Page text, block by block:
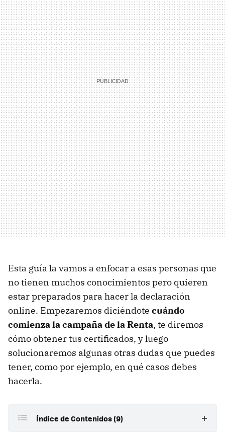
Esta guía la vamos a enfocar a esas personas que
no tienen muchos conocimientos pero quieren
estar preparados para hacer la declaración
online. Empezaremos diciéndote cuándo
comienza la campaña de la Renta, te diremos
cómo obtener tus certificados, y luego
solucionaremos algunas otras dudas que puedes
tener, como por ejemplo, en qué casos debes
hacerla.
Índice de Contenidos (9)